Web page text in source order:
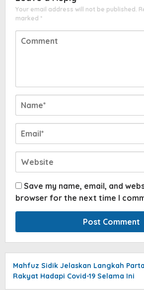
Your email address will not be published.
marked *
Save my name, email, and
browser for the next time I
Mahfuz Sidik Jelaskan Langkah
Rakyat Hadapi Covid-19 Selama Ini